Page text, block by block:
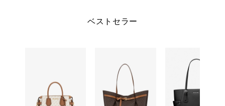
ベストセラー